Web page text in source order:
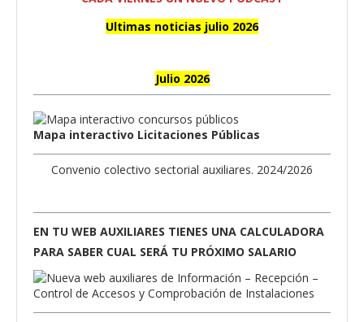
Ultimas noticias julio 2026
Julio 2026
Mapa interactivo Licitaciones Públicas
Convenio colectivo sectorial auxiliares. 2024/2026
EN TU WEB AUXILIARES TIENES UNA CALCULADORA
PARA SABER CUAL SERÁ TU PRÓXIMO SALARIO